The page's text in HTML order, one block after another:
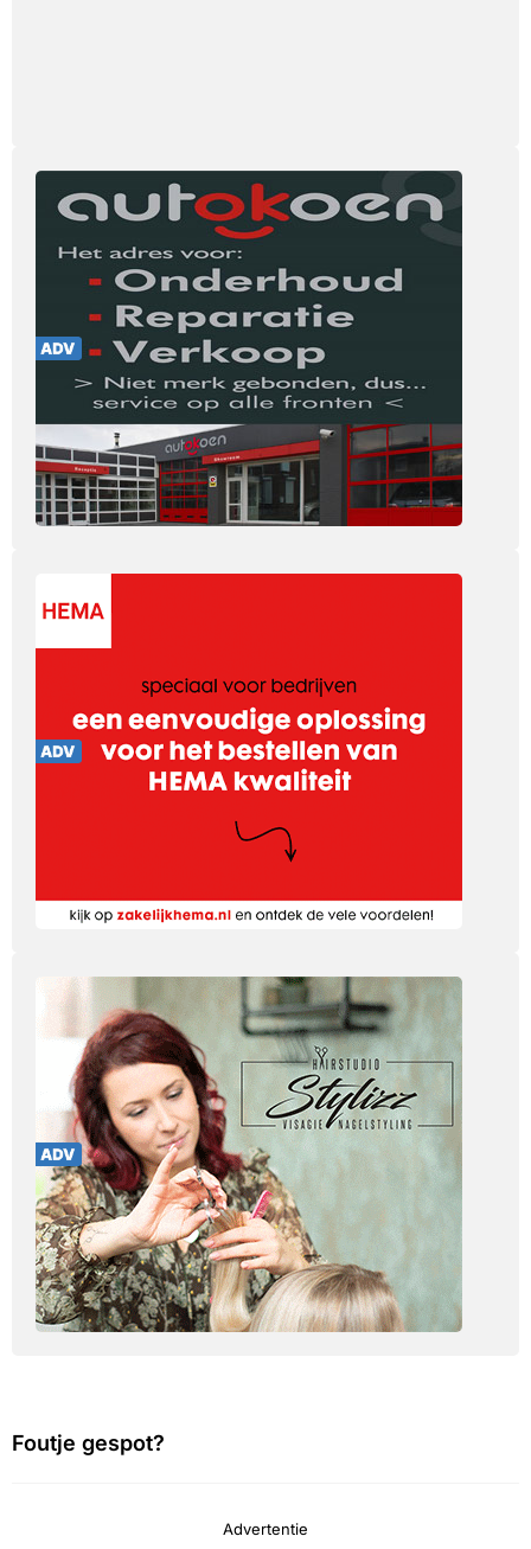
Foutje gespot?
Advertentie